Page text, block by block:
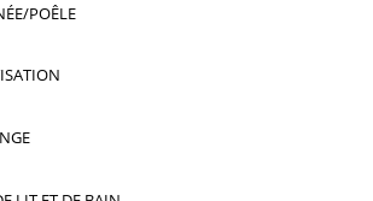
POÊLE